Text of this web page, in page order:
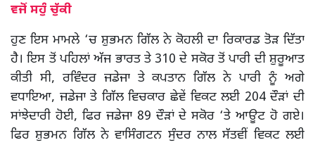
ਵਜੋਂ ਸਹੁੰ ਚੁੱਕੀ
ਹੁਣ ਇਸ ਮਾਮਲੇ ‘ਚ ਸ਼ੁਭਮਨ ਗਿੱਲ ਨੇ ਕੋਹਲੀ ਦਾ ਰਿਕਾਰਡ ਤੋੜ ਦਿੱਤਾ
ਹੈ। ਇਸ ਤੋਂ ਪਹਿਲਾਂ ਅੱਜ ਭਾਰਤ ਤੇ 310 ਦੇ ਸਕੋਰ ਤੋਂ ਪਾਰੀ ਦੀ ਸ਼ੁਰੂਆਤ
ਕੀਤੀ ਸੀ, ਰਵਿੰਦਰ ਜਡੇਜਾ ਤੇ ਕਪਤਾਨ ਗਿੱਲ ਨੇ ਪਾਰੀ ਨੂੰ ਅਗੇ
ਵਧਾਇਆ, ਜਡੇਜਾ ਤੇ ਗਿੱਲ ਵਿਚਕਾਰ ਛੇਵੇਂ ਵਿਕਟ ਲਈ 204 ਦੌੜਾਂ ਦੀ
ਸਾਂਝੇਦਾਰੀ ਹੋਈ, ਫਿਰ ਜਡੇਜਾ 89 ਦੌੜਾਂ ਦੇ ਸਕੋਰ ‘ਤੇ ਆਊਟ ਹੋ ਗਏ।
ਫਿਰ ਸ਼ੁਭਮਨ ਗਿੱਲ ਨੇ ਵਾਸਿੰਗਟਨ ਸੁੰਦਰ ਨਾਲ ਸੱਤਵੀਂ ਵਿਕਟ ਲਈ